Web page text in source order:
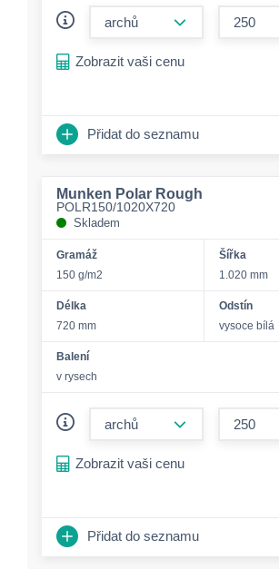
Zobrazit vaši cenu
Přidat do seznamu
Munken Polar Rough
POLR150/1020X720
Skladem
Gramáž
150 g/m2
Šířka
1.020 mm
Délka
720 mm
Odstín
vysoce bílá
Balení
v rysech
Zobrazit vaši cenu
Přidat do seznamu